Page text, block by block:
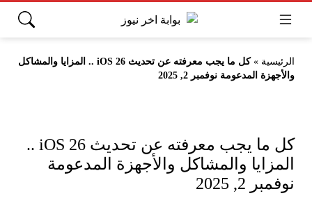
الرئيسية »
كل ما يجب معرفته عن تحديث iOS 26 .. المزايا والمشاكل
والأجهزة المدعومة نوفمبر 2, 2025
كل ما يجب معرفته عن تحديث iOS 26 ..
المزايا والمشاكل والأجهزة المدعومة
نوفمبر 2, 2025